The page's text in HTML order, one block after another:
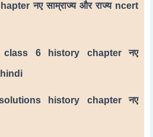
नए साम्राज्य और राज्य ncert
class 6 history chapter नए
hindi
history chapter नए